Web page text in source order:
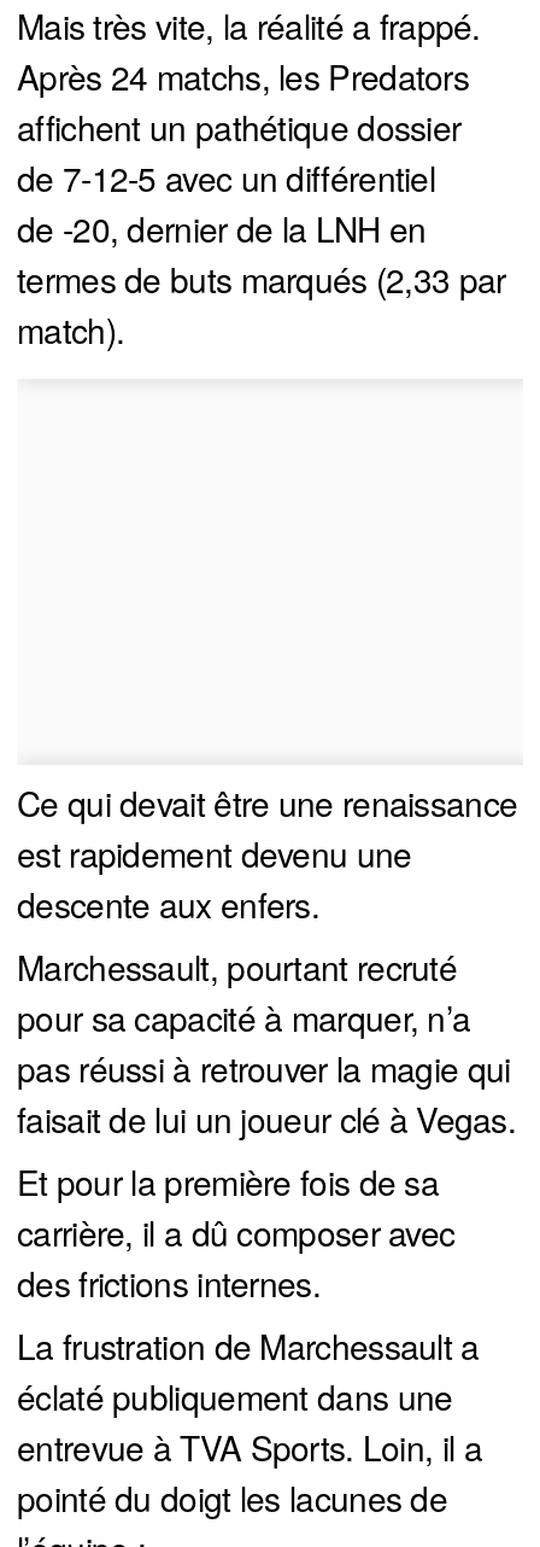
Mais très vite, la réalité a frappé.
Après 24 matchs, les Predators
affichent un pathétique dossier
de 7-12-5 avec un différentiel
de -20, dernier de la LNH en
termes de buts marqués (2,33 par
match).
Ce qui devait être une renaissance
est rapidement devenu une
descente aux enfers.
Marchessault, pourtant recruté
pour sa capacité à marquer, n’a
pas réussi à retrouver la magie qui
faisait de lui un joueur clé à Vegas.
Et pour la première fois de sa
carrière, il a dû composer avec
des frictions internes.
La frustration de Marchessault a
éclaté publiquement dans une
entrevue à TVA Sports. Loin, il a
pointé du doigt les lacunes de